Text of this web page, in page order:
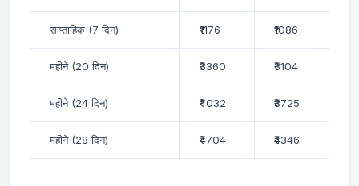
साप्ताहिक (7 दिन) ₹1176 ₹1086
महीने (20 दिन) ₹3360 ₹3104
महीने (24 दिन) ₹4032 ₹3725
महीने (28 दिन) ₹4704 ₹4346